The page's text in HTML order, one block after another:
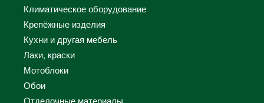
Климатическое оборудование
Крепёжные изделия
Кухни и другая мебель
Лаки, краски
Мотоблоки
Обои
Отделочные материалы